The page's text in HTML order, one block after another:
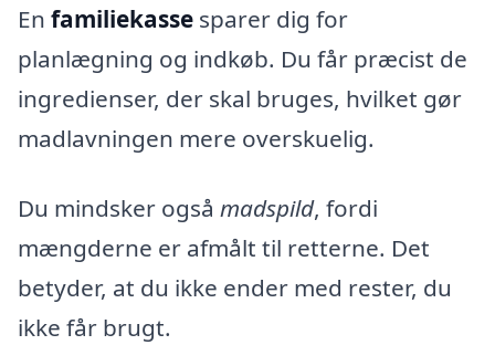
En familiekasse sparer dig for
planlægning og indkøb. Du får præcist de
ingredienser, der skal bruges, hvilket gør
madlavningen mere overskuelig.
Du mindsker også madspild, fordi
mængderne er afmålt til retterne. Det
betyder, at du ikke ender med rester, du
ikke får brugt.